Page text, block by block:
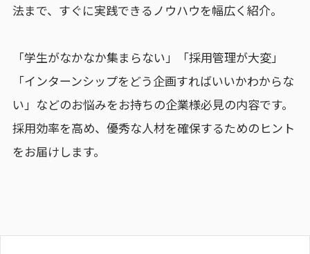
法まで、すぐに実践できるノウハウを幅広く紹介。
「学生がなかなか集まらない」「採用管理が大変」
「インターンシップをどう企画すればいいかわからな
い」などのお悩みをお持ちの企業様必見の内容です。
採用効率を高め、優秀な人材を確保するためのヒント
をお届けします。